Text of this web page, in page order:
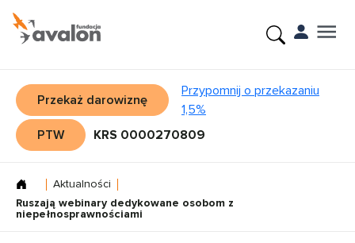
Przekaż darowiznę
Przypomnij o przekazaniu
1,5%
PTW
KRS 0000270809
Aktualności
Ruszają webinary dedykowane osobom z
niepełnosprawnościami